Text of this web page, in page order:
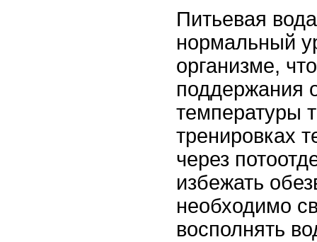
Питьевая
нормальный
организме,
поддержания
температуры
тренировках
через
избежать
необходимо
восполнять